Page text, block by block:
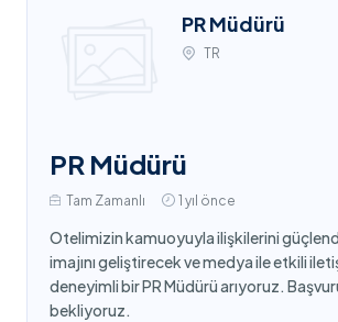
PR Müdürü
TR
PR Müdürü
Tam Zamanlı 1 yıl önce
Otelimizin kamuoyuyla ilişkilerini
imajını geliştirecek ve medya ile etkili
deneyimli bir PR Müdürü arıyoruz.
bekliyoruz.